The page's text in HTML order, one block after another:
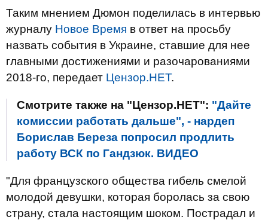
Таким мнением Дюмон поделилась в интервью
журналу Новое Время в ответ на просьбу
назвать события в Украине, ставшие для нее
главными достижениями и разочарованиями
2018-го, передает Цензор.НЕТ.
Смотрите также на "Цензор.НЕТ": "Дайте
комиссии работать дальше", - нардеп
Борислав Береза попросил продлить
работу ВСК по Гандзюк. ВИДЕО
"Для французского общества гибель смелой
молодой девушки, которая боролась за свою
страну, стала настоящим шоком. Пострадал и